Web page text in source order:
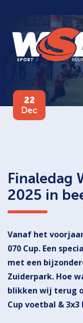
22
Dec
Finaledag
2025 in
Vanaf het
070 Cup. Een
met een
Zuiderpark. Hoe
blikken wij terug
Cup voetbal &